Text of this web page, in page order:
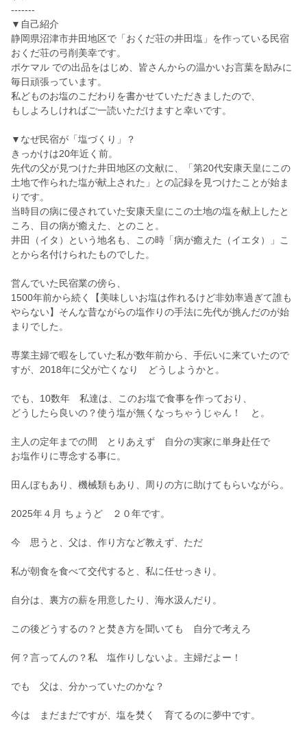
-------
▼自己紹介
静岡県沼津市井田地区で「おくだ荘の井田塩」を作っている民宿
おくだ荘の弓削美幸です。
ポケマル での出品をはじめ、皆さんからの温かいお言葉を励みに
毎日頑張っています。
私どものお塩のこだわりを書かせていただきましたので、
もしよろしければご一読いただけますと幸いです。
▼なぜ民宿が「塩づくり」？
きっかけは20年近く前。
先代の父が見つけた井田地区の文献に、「第20代安康天皇にこの
土地で作られた塩が献上された」との記録を見つけたことが始ま
りです。
当時目の病に侵されていた安康天皇にこの土地の塩を献上したと
ころ、目の病が癒えた、とのこと。
井田（イタ）という地名も、この時「病が癒えた（イエタ）」こ
とから名付けられたものでした。
営んでいた民宿業の傍ら、
1500年前から続く【美味しいお塩は作れるけど非効率過ぎて誰も
やらない】そんな昔ながらの塩作りの手法に先代が挑んだのが始
まりでした。
専業主婦で暇をしていた私が数年前から、手伝いに来ていたので
すが、2018年に父が亡くなり どうしようかと。
でも、10数年 私達は、このお塩で食事を作っており、
どうしたら良いの？使う塩が無くなっちゃうじゃん！ と。
主人の定年までの間 とりあえず 自分の実家に単身赴任で
お塩作りに専念する事に。
田んぼもあり、機械類もあり、周りの方に助けてもらいながら。
2025年４月 ちょうど ２０年です。
今 思うと、父は、作り方など教えず、ただ
私が朝食を食べて交代すると、私に任せっきり。
自分は、裏方の薪を用意したり、海水汲んだり。
この後どうするの？と焚き方を聞いても 自分で考えろ
何？言ってんの？私 塩作りしないよ。主婦だよー！
でも 父は、分かっていたのかな？
今は まだまだですが、塩を焚く 育てるのに夢中です。